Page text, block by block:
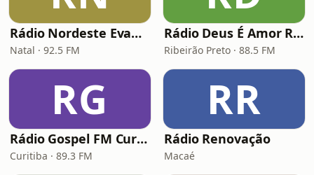
Rádio Nordeste Evangélica
Natal · 92.5 FM
Rádio Deus É Amor Ribeirão Preto
Ribeirão Preto · 88.5 FM
RG
Rádio Gospel FM Curitiba
Curitiba · 89.3 FM
RR
Rádio Renovação
Macaé